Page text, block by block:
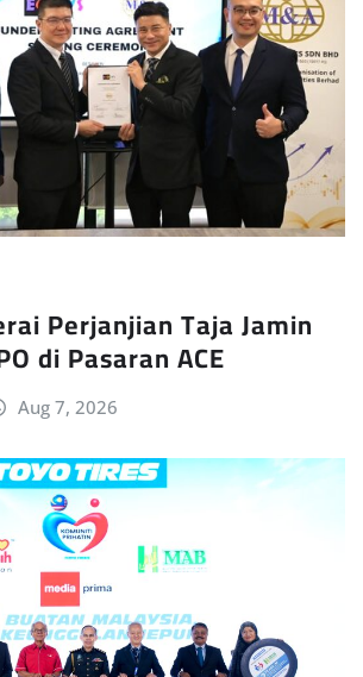
Perjanjian Taja Jamin
di Pasaran ACE
Aug 7, 2026